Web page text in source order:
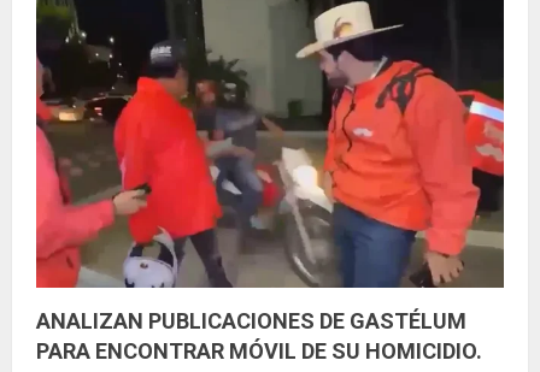
ANALIZAN PUBLICACIONES DE GASTÉLUM
PARA ENCONTRAR MÓVIL DE SU HOMICIDIO.